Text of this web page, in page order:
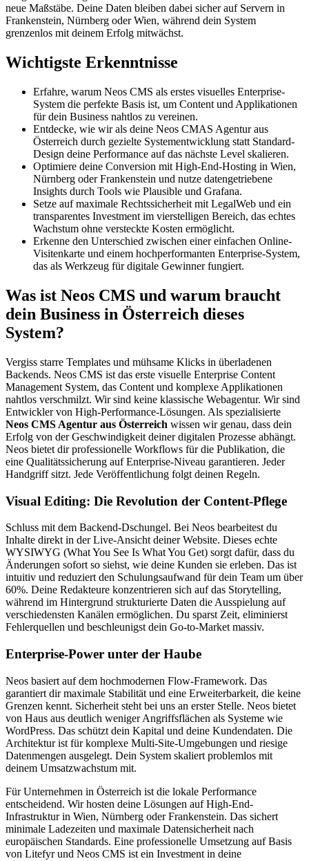
neue Maßstäbe. Deine Daten bleiben dabei sicher auf Servern in
Frankenstein, Nürnberg oder Wien, während dein System
grenzenlos mit deinem Erfolg mitwächst.
Wichtigste Erkenntnisse
Erfahre, warum Neos CMS als erstes visuelles Enterprise-
System die perfekte Basis ist, um Content und Applikationen
für dein Business nahtlos zu vereinen.
Entdecke, wie wir als deine Neos CMAS Agentur aus
Österreich durch gezielte Systementwicklung statt Standard-
Design deine Performance auf das nächste Level skalieren.
Optimiere deine Conversion mit High-End-Hosting in Wien,
Nürnberg oder Frankenstein und nutze datengetriebene
Insights durch Tools wie Plausible und Grafana.
Setze auf maximale Rechtssicherheit mit LegalWeb und ein
transparentes Investment im vierstelligen Bereich, das echtes
Wachstum ohne versteckte Kosten ermöglicht.
Erkenne den Unterschied zwischen einer einfachen Online-
Visitenkarte und einem hochperformanten Enterprise-System,
das als Werkzeug für digitale Gewinner fungiert.
Was ist Neos CMS und warum braucht
dein Business in Österreich dieses
System?
Vergiss starre Templates und mühsame Klicks in überladenen
Backends. Neos CMS ist das erste visuelle Enterprise Content
Management System, das Content und komplexe Applikationen
nahtlos verschmilzt. Wir sind keine klassische Webagentur. Wir sind
Entwickler von High-Performance-Lösungen. Als spezialisierte
Neos CMS Agentur aus Österreich wissen wir genau, dass dein
Erfolg von der Geschwindigkeit deiner digitalen Prozesse abhängt.
Neos bietet dir professionelle Workflows für die Publikation, die
eine Qualitätssicherung auf Enterprise-Niveau garantieren. Jeder
Handgriff sitzt. Jede Veröffentlichung folgt deinen Regeln.
Visual Editing: Die Revolution der Content-Pflege
Schluss mit dem Backend-Dschungel. Bei Neos bearbeitest du
Inhalte direkt in der Live-Ansicht deiner Website. Dieses echte
WYSIWYG (What You See Is What You Get) sorgt dafür, dass du
Änderungen sofort so siehst, wie deine Kunden sie erleben. Das ist
intuitiv und reduziert den Schulungsaufwand für dein Team um über
60%. Deine Redakteure konzentrieren sich auf das Storytelling,
während im Hintergrund strukturierte Daten die Ausspielung auf
verschiedensten Kanälen ermöglichen. Du sparst Zeit, eliminierst
Fehlerquellen und beschleunigst dein Go-to-Market massiv.
Enterprise-Power unter der Haube
Neos basiert auf dem hochmodernen Flow-Framework. Das
garantiert dir maximale Stabilität und eine Erweiterbarkeit, die keine
Grenzen kennt. Sicherheit steht bei uns an erster Stelle. Neos bietet
von Haus aus deutlich weniger Angriffsflächen als Systeme wie
WordPress. Das schützt dein Kapital und deine Kundendaten. Die
Architektur ist für komplexe Multi-Site-Umgebungen und riesige
Datenmengen ausgelegt. Dein System skaliert problemlos mit
deinem Umsatzwachstum mit.
Für Unternehmen in Österreich ist die lokale Performance
entscheidend. Wir hosten deine Lösungen auf High-End-
Infrastruktur in Wien, Nürnberg oder Frankenstein. Das sichert
minimale Ladezeiten und maximale Datensicherheit nach
europäischen Standards. Eine professionelle Umsetzung auf Basis
von Litefyr und Neos CMS ist ein Investment in deine